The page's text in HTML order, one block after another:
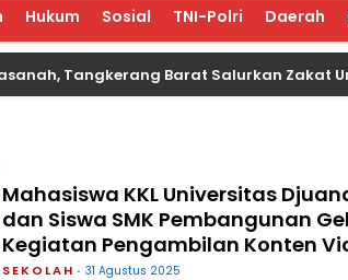
Hukum Sosial TNI-Polri Daerah
Tangkerang Barat Salurkan Zakat Untuk
Mahasiswa KKL Universitas
dan Siswa SMK Pembangunan
Kegiatan Pengambilan Konten
SEKOLAH 31 Agustus 2025